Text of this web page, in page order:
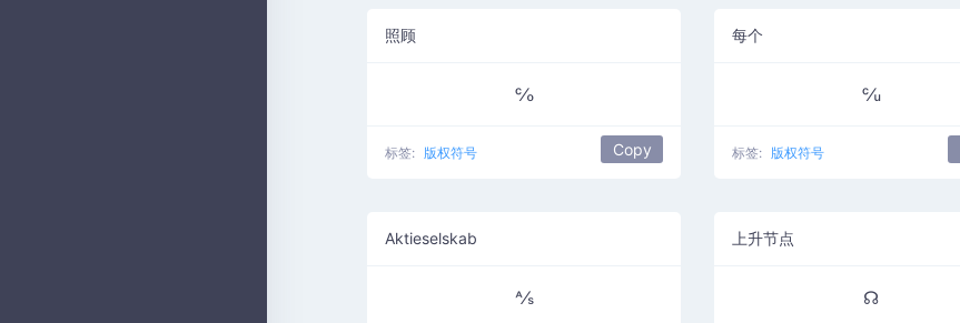
照顾
℅
标签: 版权符号 Copy
每个
℆
标签: 版权符号
Aktieselskab
⅍
上升节点
☊